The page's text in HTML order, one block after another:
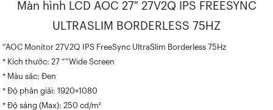
Màn hình LCD AOC 27″ 27V2Q IPS FREESYNC
ULTRASLIM BORDERLESS 75HZ
“AOC Monitor 27V2Q IPS FreeSync UltraSlim Borderless 75Hz
* Kích thước: 27 “”Wide Screen
* Màu săc: Đen
* Độ phân giải: 1920×1080
* Độ sáng (Max): 250 cd/m²